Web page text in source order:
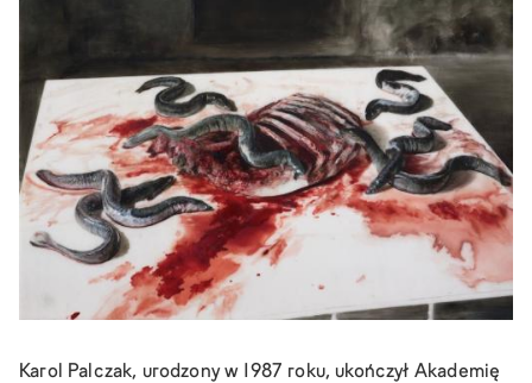
Karol Palczak, urodzony w 1987 roku, ukończył Akademię